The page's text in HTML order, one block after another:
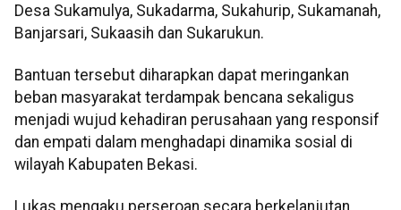
Desa Sukamulya, Sukadarma, Sukahurip, Sukamanah,
Banjarsari, Sukaasih dan Sukarukun.
Bantuan tersebut diharapkan dapat meringankan
beban masyarakat terdampak bencana sekaligus
menjadi wujud kehadiran perusahaan yang responsif
dan empati dalam menghadapi dinamika sosial di
wilayah Kabupaten Bekasi.